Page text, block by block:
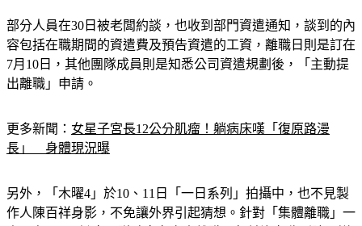
部分人員在30日被老闆約談，也收到部門資遣通知，談到的內
容包括在職期間的資遣費及預告資遣的工資，離職日則是訂在
7月10日，其他團隊成員則是知悉公司資遣規劃後，「主動提
出離職」申請。
更多新聞： 女星子宮長12公分肌瘤！躺病床嘆「復原路漫
長」　身體現況曝
另外，「木曜4」於10、11日「一日系列」拍攝中，也不見製
作人陳百祥身影，不免讓外界引起猜想。針對「集體離職」一